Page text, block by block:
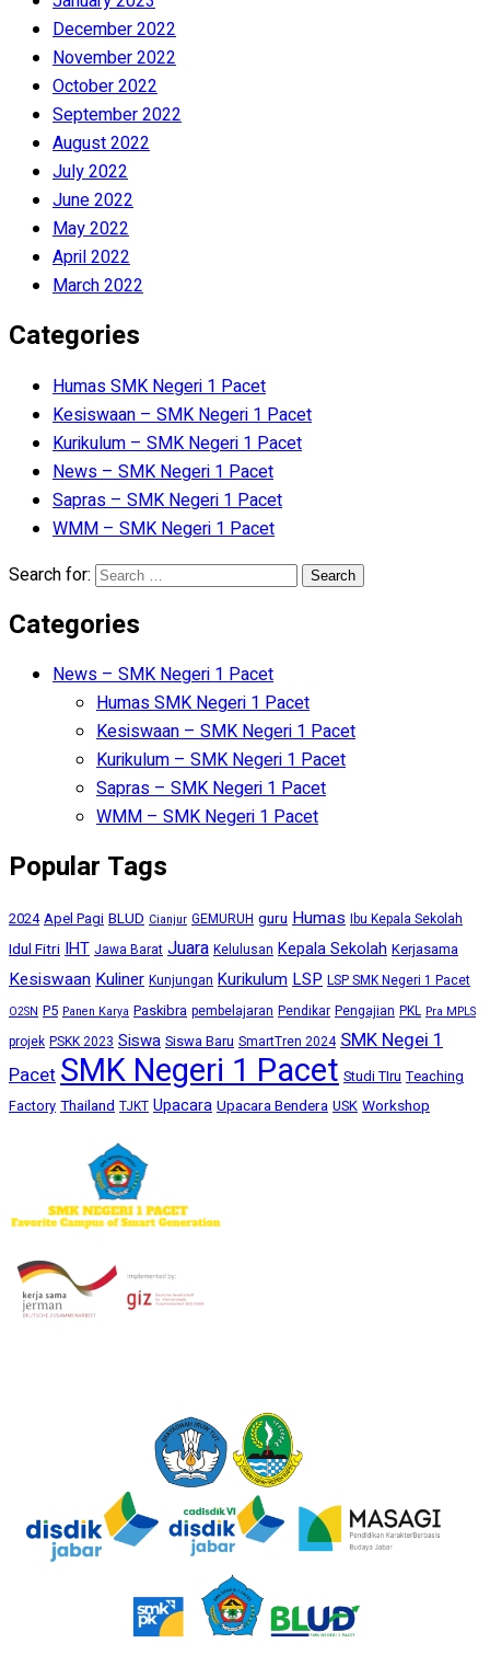
December 2022
November 2022
October 2022
September 2022
August 2022
July 2022
June 2022
May 2022
April 2022
March 2022
Categories
Humas SMK Negeri 1 Pacet
Kesiswaan – SMK Negeri 1 Pacet
Kurikulum – SMK Negeri 1 Pacet
News – SMK Negeri 1 Pacet
Sapras – SMK Negeri 1 Pacet
WMM – SMK Negeri 1 Pacet
Search for:
Categories
News – SMK Negeri 1 Pacet
Humas SMK Negeri 1 Pacet
Kesiswaan – SMK Negeri 1 Pacet
Kurikulum – SMK Negeri 1 Pacet
Sapras – SMK Negeri 1 Pacet
WMM – SMK Negeri 1 Pacet
Popular Tags
2024 Apel Pagi BLUD Cianjur GEMURUH guru Humas Ibu Kepala Sekolah
Idul Fitri IHT Jawa Barat Juara Kelulusan Kepala Sekolah Kerjasama
Kesiswaan Kuliner Kunjungan Kurikulum LSP LSP SMK Negeri 1 Pacet
O2SN P5 Panen Karya Paskibra pembelajaran Pendikar Pengajian PKL Pra MPLS
projek PSKK 2023 Siswa Siswa Baru SmartTren 2024 SMK Negei 1
PacetSMK Negeri 1 Pacet Studi TIru Teaching
Factory Thailand TJKT Upacara Upacara Bendera USK Workshop